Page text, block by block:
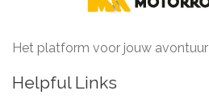
Het platform voor jouw avontuur
Helpful Links